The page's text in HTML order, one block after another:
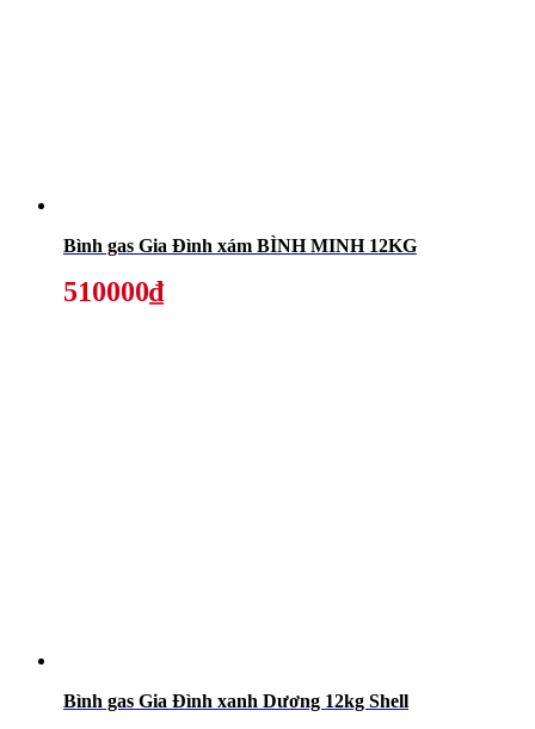
Bình gas Gia Đình xám BÌNH MINH 12KG
510000₫
Bình gas Gia Đình xanh Dương 12kg Shell